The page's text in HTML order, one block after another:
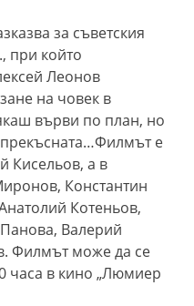
за съветския
при който
Леонов
на човек в
върви по план, но
е
Кисельов, а в
Константин
Котеньов,
Валерий
Филмът може да се
часа в кино „Люмиер